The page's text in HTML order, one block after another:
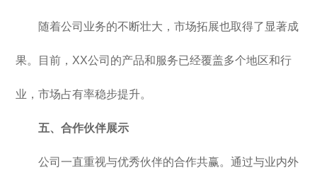
随着公司业务的不断壮大，市场拓展也取得了显著成
果。目前，XX公司的产品和服务已经覆盖多个地区和行
业，市场占有率稳步提升。
五、合作伙伴展示
公司一直重视与优秀伙伴的合作共赢。通过与业内外